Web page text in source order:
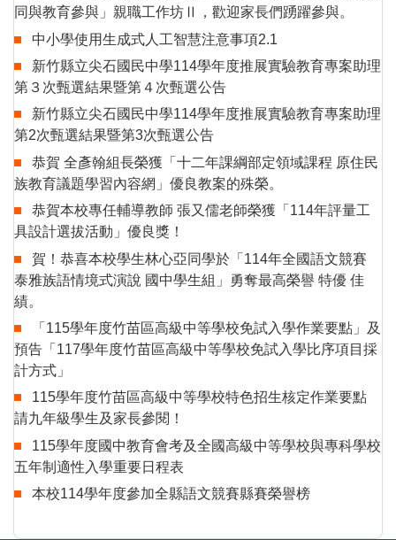
同與教育參與」親職工作坊Ⅱ，歡迎家長們踴躍參與。
中小學使用生成式人工智慧注意事項2.1
新竹縣立尖石國民中學114學年度推展實驗教育專案助理
第３次甄選結果暨第４次甄選公告
新竹縣立尖石國民中學114學年度推展實驗教育專案助理
第2次甄選結果暨第3次甄選公告
恭賀 全彥翰組長榮獲「十二年課綱部定領域課程 原住民
族教育議題學習內容網」優良教案的殊榮。
恭賀本校專任輔導教師 張又儒老師榮獲「114年評量工
具設計選拔活動」優良獎！
賀！恭喜本校學生林心亞同學於「114年全國語文競賽
泰雅族語情境式演說 國中學生組」勇奪最高榮譽 特優 佳
績。
「115學年度竹苗區高級中等學校免試入學作業要點」及
預告「117學年度竹苗區高級中等學校免試入學比序項目採
計方式」
115學年度竹苗區高級中等學校特色招生核定作業要點
請九年級學生及家長參閱！
115學年度國中教育會考及全國高級中等學校與專科學校
五年制適性入學重要日程表
本校114學年度參加全縣語文競賽縣賽榮譽榜